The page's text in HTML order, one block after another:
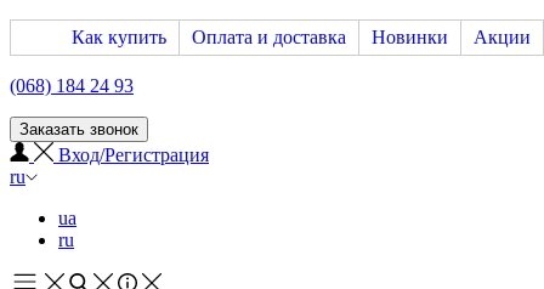
Как купить Оплата и доставка Новинки Акции
(068) 184 24 93
Заказать звонок
Вход/Регистрация
ru
ua
ru